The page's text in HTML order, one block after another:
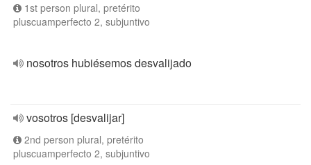
1st person plural, pretérito
pluscuamperfecto 2, subjuntivo
nosotros hubiésemos desvalijado
vosotros [desvalijar]
2nd person plural, pretérito
pluscuamperfecto 2, subjuntivo